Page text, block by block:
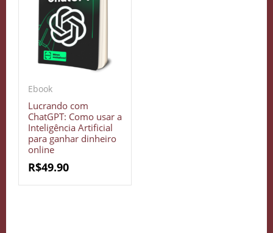
Ebook
Lucrando com
ChatGPT: Como usar a
Inteligência Artificial
para ganhar dinheiro
online
R$49.90